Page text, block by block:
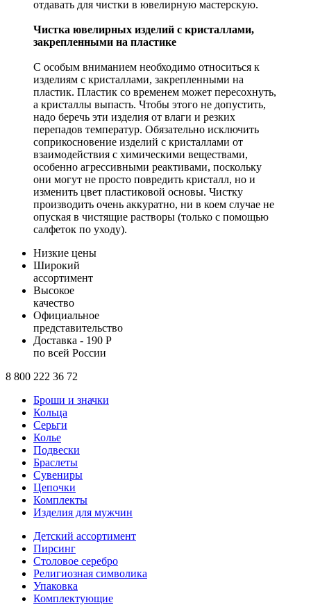
отдавать для чистки в ювелирную мастерскую.
Чистка ювелирных изделий с кристаллами,
закрепленными на пластике
С особым вниманием необходимо относиться к
изделиям с кристаллами, закрепленными на
пластик. Пластик со временем может пересохнуть,
а кристаллы выпасть. Чтобы этого не допустить,
надо беречь эти изделия от влаги и резких
перепадов температур. Обязательно исключить
соприкосновение изделий с кристаллами от
взаимодействия с химическими веществами,
особенно агрессивными реактивами, поскольку
они могут не просто повредить кристалл, но и
изменить цвет пластиковой основы. Чистку
производить очень аккуратно, ни в коем случае не
опуская в чистящие растворы (только с помощью
салфеток по уходу).
Низкие цены
Широкий
ассортимент
Высокое
качество
Официальное
представительство
Доставка - 190 Р
по всей России
8 800 222 36 72
Броши и значки
Кольца
Серьги
Колье
Подвески
Браслеты
Сувениры
Цепочки
Комплекты
Изделия для мужчин
Детский ассортимент
Пирсинг
Столовое серебро
Религиозная символика
Упаковка
Комплектующие